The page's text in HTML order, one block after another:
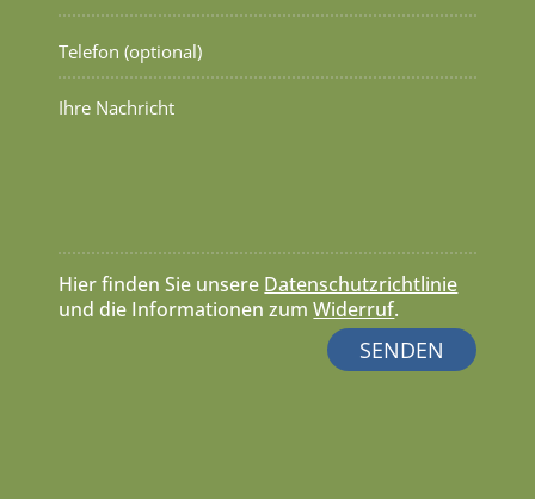
Hier finden Sie unsere Datenschutzrichtlinie
und die Informationen zumWiderruf.